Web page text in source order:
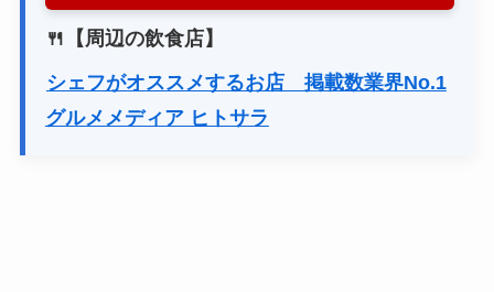
🍴【周辺の飲食店】
シェフがオススメするお店 掲載数業界No.1
グルメメディア ヒトサラ